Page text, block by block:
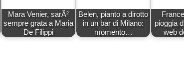
Mara Venier, sarÃ²
sempre grata a Maria
De Filippi
Belen, pianto a dirotto
in un bar di Milano:
momento…
pioggia
web